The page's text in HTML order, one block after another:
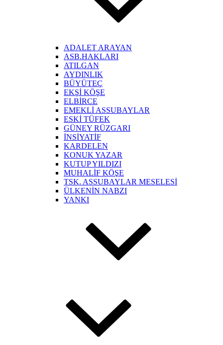
ADALET ARAYAN
ASB.HAKLARI
ATILGAN
AYDINLIK
BÜYÜTEÇ
EKŞİ KÖŞE
ELBİRCE
EMEKLİ ASSUBAYLAR
ESKİ TÜFEK
GÜNEY RÜZGARI
İNSİYATİF
KARDELEN
KONUK YAZAR
KUTUP YILDIZI
MUHALİF KÖŞE
TSK. ASSUBAYLAR MESELESİ
ÜLKENİN NABZI
YANKI